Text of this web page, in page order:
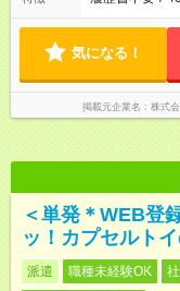
気になる！
掲載元企業名 株式
＜単発＊WEB登
ッ！カプセルト
派遣 職種未経験OK